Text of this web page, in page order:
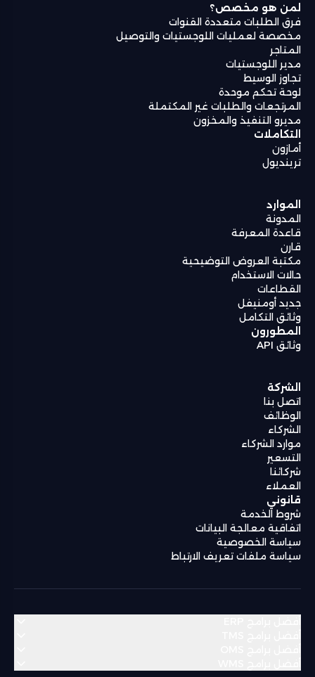
لمن هو مخصص؟
فرق الطلبات متعددة القنوات
مخصصة لعمليات اللوجستيات والتوصيل
المتاجر
مدير اللوجستيات
تجاوز الوسيط
لوحة تحكم موحدة
المرتجعات والطلبات غير المكتملة
مديرو التنفيذ والمخزون
التكاملات
أمازون
ترينديول
الموارد
المدونة
قاعدة المعرفة
قارن
مكتبة العروض التوضيحية
حالات الاستخدام
القطاعات
جديد أومنيفل
وثائق التكامل
المطورون
وثائق API
الشركة
اتصل بنا
الوظائف
الشركاء
موارد الشركاء
التسعير
شركائنا
العملاء
قانوني
شروط الخدمة
اتفاقية معالجة البيانات
سياسة الخصوصية
سياسة ملفات تعريف الارتباط